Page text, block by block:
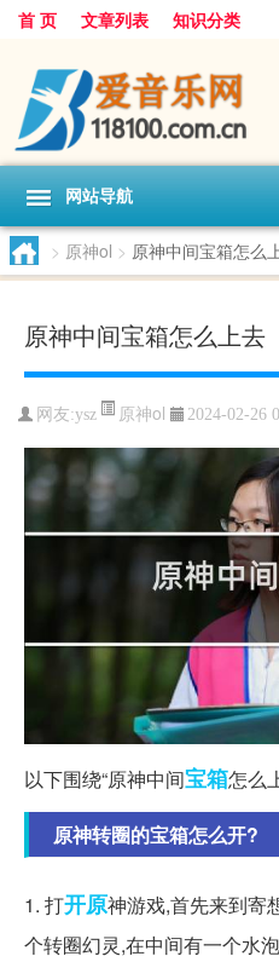
首 页 文章列表 知识分类
网站导航
> 原神ol > 原神中间宝箱怎么
原神中间宝箱怎么上去
网友:ysz 原神ol 2024-02-26
以下围绕“原神中间宝箱怎么
原神转圈的宝箱怎么开?
1. 打开原神游戏,首先来到寄
个转圈幻灵,在中间有一个水